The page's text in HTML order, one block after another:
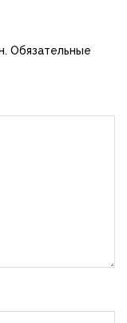
Обязательные